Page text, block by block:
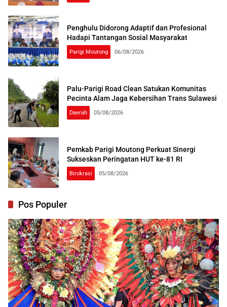
Penghulu Didorong Adaptif dan Profesional
Hadapi Tantangan Sosial Masyarakat
Parigi Moutong 06/08/2026
Palu-Parigi Road Clean Satukan Komunitas
Pecinta Alam Jaga Kebersihan Trans Sulawesi
Daerah 05/08/2026
Pemkab Parigi Moutong Perkuat Sinergi
Sukseskan Peringatan HUT ke-81 RI
Birokrasi 05/08/2026
Pos Populer